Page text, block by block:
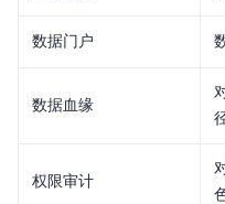
数据门户
数据血缘
权限审计